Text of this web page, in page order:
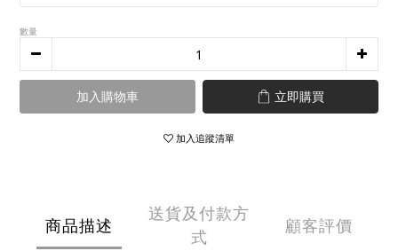
數量
加入購物車 立即購買
加入追蹤清單
商品描述
送貨及付款方
式
顧客評價